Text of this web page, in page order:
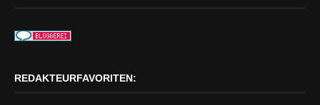
REDAKTEURFAVORITEN: